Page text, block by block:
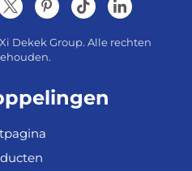
Dekek Group. Alle rechten